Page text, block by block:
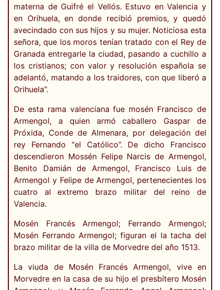
materna de Guifré el Vellós. Estuvo en Valencia y
en Orihuela, en donde recibió premios, y quedó
avecindado con sus hijos y su mujer. Noticiosa esta
señora, que los moros tenían tratado con el Rey de
Granada entregarle la ciudad, pasando a cuchillo a
los cristianos; con valor y resolución española se
adelantó, matando a los traidores, con que liberó a
Orihuela”.
De esta rama valenciana fue mosén Francisco de
Armengol, a quien armó caballero Gaspar de
Próxida, Conde de Almenara, por delegación del
rey Fernando “el Católico”. De dicho Francisco
descendieron Mossén Felipe Narcis de Armengol,
Benito Damián de Armengol, Francisco Luis de
Armengol y Felipe de Armengol, pertenecientes los
cuatro al extremo brazo militar del reino de
Valencia.
Mosén Francés Armengol; Ferrando Armengol;
Mosén Ferrando Armengol; figuran el la tacha del
brazo militar de la villa de Morvedre del año 1513.
La viuda de Mosén Francés Armengol, vive en
Morvedre en la casa de su hijo el presbítero Mosén